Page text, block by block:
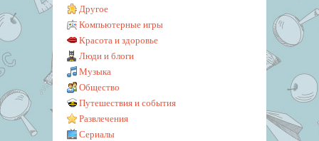
Другое
Компьютерные игры
Красота и здоровье
Люди и блоги
Музыка
Общество
Путешествия и события
Развлечения
Сериалы